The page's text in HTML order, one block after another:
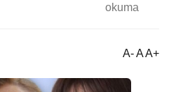
okuma
A- A A+